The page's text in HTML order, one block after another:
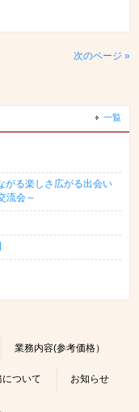
次のページ »
一覧
がる楽しさ広がる出会い
流会～
業務内容(参考価格）
ついて お知らせ